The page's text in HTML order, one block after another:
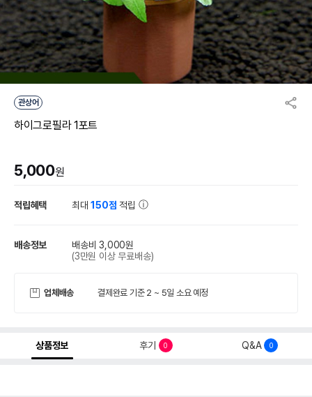
관상어
하이그로필라 1포트
5,000원
적립혜택 최대150점 적립
배송정보
배송비 3,000원
(3만원 이상 무료배송)
업체배송 결제완료 기준 2 ~ 5일 소요 예정
상품정보 후기 0 Q&A 0